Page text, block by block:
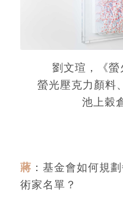
劉文瑄，《
螢光壓克力顏料
池上穀
蔣 ：基金會如何規
術家名單？